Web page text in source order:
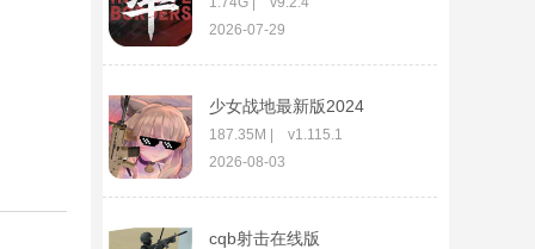
2026-07-29
少女战地最新版2024
187.35M | v1.115.1
2026-08-03
cqb射击在线版